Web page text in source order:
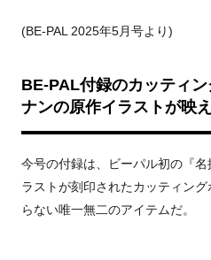
(BE-PAL 2025年5月号より)
BE-PAL付録のカッティ
ナンの原作イラストが映
今号の付録は、ビーパル初の『
ラストが刻印されたカッティン
らない唯一無二のアイテムだ。